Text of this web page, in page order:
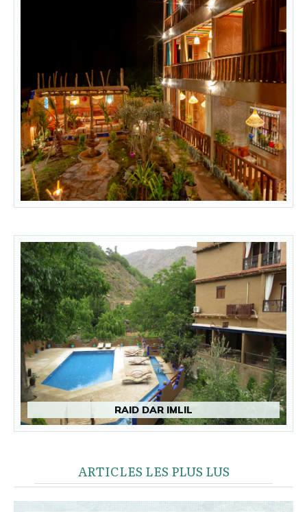
RAID DAR IMLIL
ARTICLES LES PLUS LUS